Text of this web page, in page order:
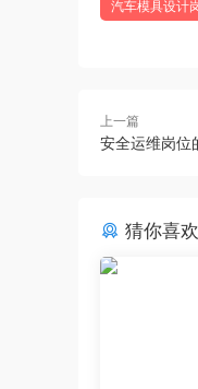
汽车模具设计
上一篇
安全运维岗位
猜你喜欢